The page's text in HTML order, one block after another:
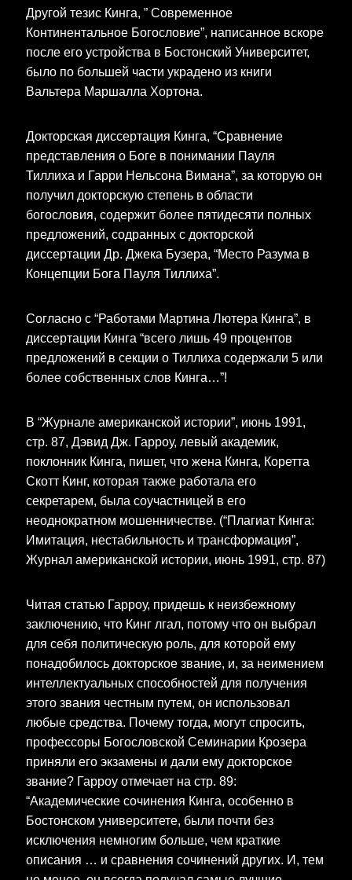
Другой тезис Кинга, ” Современное
Континентальное Богословие”, написанное вскоре
после его устройства в Бостонский Университет,
было по большей части украдено из книги
Вальтера Маршалла Хортона.
Докторская диссертация Кинга, “Сравнение
представления о Боге в понимании Пауля
Тиллиха и Гарри Нельсона Вимана”, за которую он
получил докторскую степень в области
богословия, содержит более пятидесяти полных
предложений, содранных с докторской
диссертации Др. Джека Бузера, “Место Разума в
Концепции Бога Пауля Тиллиха”.
Согласно с “Работами Мартина Лютера Кинга”, в
диссертации Кинга “всего лишь 49 процентов
предложений в секции о Тиллиха содержали 5 или
более собственных слов Кинга…”!
В “Журнале американской истории”, июнь 1991,
стр. 87, Дэвид Дж. Гарроу, левый академик,
поклонник Кинга, пишет, что жена Кинга, Коретта
Скотт Кинг, которая также работала его
секретарем, была соучастницей в его
неоднократном мошенничестве. (“Плагиат Кинга:
Имитация, нестабильность и трансформация”,
Журнал американской истории, июнь 1991, стр. 87)
Читая статью Гарроу, придешь к неизбежному
заключению, что Кинг лгал, потому что он выбрал
для себя политическую роль, для которой ему
понадобилось докторское звание, и, за неимением
интеллектуальных способностей для получения
этого звания честным путем, он использовал
любые средства. Почему тогда, могут спросить,
профессоры Богословской Семинарии Крозера
приняли его экзамены и дали ему докторское
звание? Гарроу отмечает на стр. 89:
“Академические сочинения Кинга, особенно в
Бостонском университете, были почти без
исключения немногим больше, чем краткие
описания … и сравнения сочинений других. И, тем